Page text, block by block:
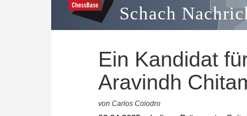
Schach
Ein Kandidat
Aravindh
von Carlos Colodro